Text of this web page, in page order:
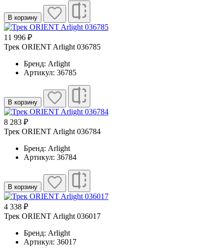
В корзину
11 996 ₽
Трек ORIENT Arlight 036785
Бренд: Arlight
Артикул: 36785
В корзину
8 283 ₽
Трек ORIENT Arlight 036784
Бренд: Arlight
Артикул: 36784
В корзину
4 338 ₽
Трек ORIENT Arlight 036017
Бренд: Arlight
Артикул: 36017